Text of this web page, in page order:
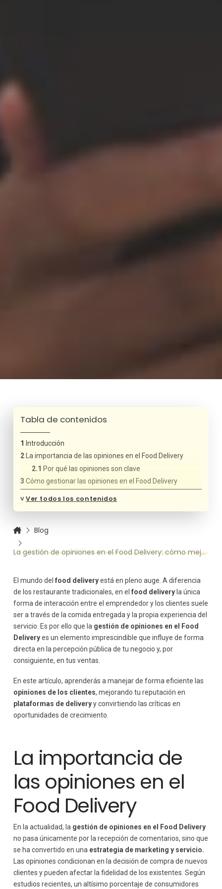
Tabla de contenidos
Introducción
La importancia de las opiniones en el Food Delivery
Por qué las opiniones son clave
Cómo gestionar las opiniones en el Food Delivery
Solicita opiniones a tus clientes
Fomenta la calidad y consistencia en el servicio
La transparencia es clave en la gestión de opiniones
˅Ver todos los contenidos
Blog
La gestión de opiniones en el Food Delivery: cómo mejorar tu reputación
El mundo del food deliveryestá en pleno auge. A diferencia
de los restaurante tradicionales, en el food deliveryla única
forma de interacción entre el emprendedor y los clientes suele
ser a través de la comida entregada y la propia experiencia del
servicio. Es por ello que la gestión de opiniones en el Food
Deliveryes un elemento imprescindible que influye de forma
directa en la percepción pública de tu negocio y, por
consiguiente, en tus ventas.
En este artículo, aprenderás a manejar de forma eficiente las
opiniones de los clientes, mejorando tu reputación en
plataformas de deliveryy convirtiendo las críticas en
oportunidades de crecimiento.
La importancia de
las opiniones en el
Food Delivery
En la actualidad, la gestión de opiniones en el Food Delivery
no pasa únicamente por la recepción de comentarios, sino que
se ha convertido en una estrategia de marketing y servicio.
Las opiniones condicionan en la decisión de compra de nuevos
clientes y pueden afectar la fidelidad de los existentes. Según
estudios recientes, un altísimo porcentaje de consumidores